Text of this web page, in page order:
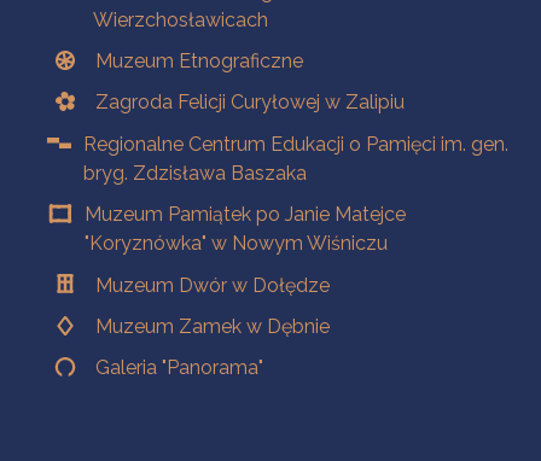
Wierzchosławicach
Muzeum Etnograficzne
Zagroda Felicji Curyłowej w Zalipiu
Regionalne Centrum Edukacji o Pamięci im. gen.
bryg. Zdzisława Baszaka
Muzeum Pamiątek po Janie Matejce
"Koryznówka" w Nowym Wiśniczu
Muzeum Dwór w Dołędze
Muzeum Zamek w Dębnie
Galeria "Panorama"